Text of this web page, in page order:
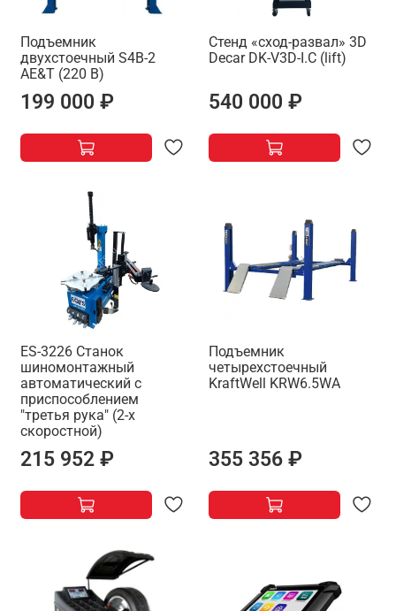
Подъемник
двухстоечный S4B-2
AE&T (220 В)
199 000 ₽
Стенд «сход-развал» 3D
Decar DK-V3D-I.C (lift)
540 000 ₽
ES-3226 Станок
шиномонтажный
автоматический с
приспособлением
"третья рука" (2-х
скоростной)
215 952 ₽
Подъемник
четырехстоечный
KraftWell KRW6.5WA
355 356 ₽